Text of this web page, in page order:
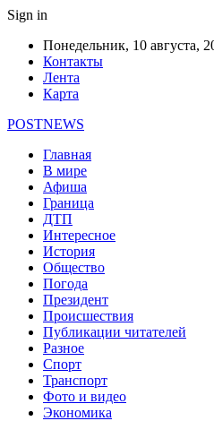
Sign in
Понедельник, 10 августа,
Контакты
Лента
Карта
POSTNEWS
Главная
В мире
Афиша
Граница
ДТП
Интересное
История
Общество
Погода
Президент
Происшествия
Публикации читателей
Разное
Спорт
Транспорт
Фото и видео
Экономика